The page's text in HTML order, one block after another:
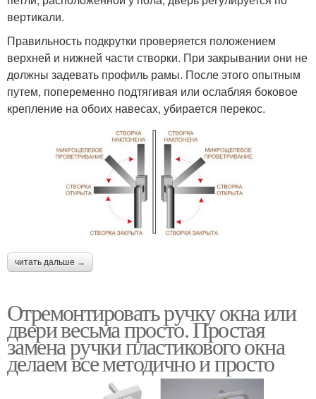
вертикали.
Правильность подкрутки проверяется положением
верхней и нижней части створки. При закрывании они не
должны задевать профиль рамы. После этого опытным
путем, попеременно подтягивая или ослабляя боковое
крепление на обоих навесах, убирается перекос.
читать дальше →
Отремонтировать ручку окна или
двери весьма просто. Простая
замена ручки пластикового окна
делаем все методично и просто